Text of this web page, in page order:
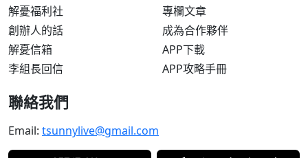
解憂福利社
創辦人的話
解憂信箱
李組長回信
專欄文章
成為合作夥伴
APP下載
APP攻略手冊
聯絡我們
Email: tsunnylive@gmail.com